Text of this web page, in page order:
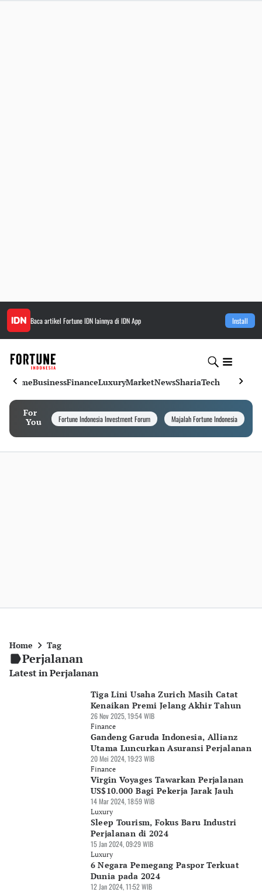
Baca artikel Fortune IDNlainnya di IDN App Install
HomeBusinessFinanceLuxuryMarketNewsShariaTech
For
You
Fortune Indonesia Investment Forum Majalah Fortune Indonesia
Home Tag
Perjalanan
Latest in Perjalanan
Tiga Lini Usaha Zurich Masih Catat
Kenaikan Premi Jelang Akhir Tahun
26 Nov 2025, 19:54 WIB
Finance
Gandeng Garuda Indonesia, Allianz
Utama Luncurkan Asuransi Perjalanan
20 Mei 2024, 19:23 WIB
Finance
Virgin Voyages Tawarkan Perjalanan
US$10.000 Bagi Pekerja Jarak Jauh
14 Mar 2024, 18:59 WIB
Luxury
Sleep Tourism, Fokus Baru Industri
Perjalanan di 2024
15 Jan 2024, 09:29 WIB
Luxury
6 Negara Pemegang Paspor Terkuat
Dunia pada 2024
12 Jan 2024, 11:52 WIB